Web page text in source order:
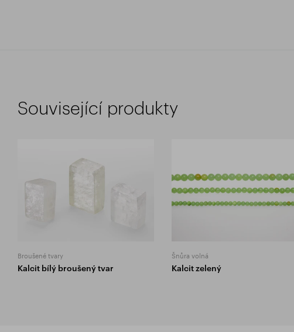
Související produkty
Broušené tvary
Kalcit bílý broušený tvar
Šnůra volná
Kalcit zelený